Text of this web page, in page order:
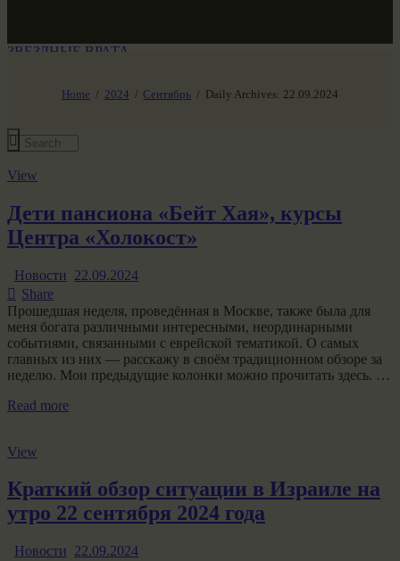
Home 2024 Сентябрь Daily Archives: 22.09.2024
ЗВЕЗДНЫЕ ВРАТА
SG-6
View
Дети пансиона «Бейт Хая», курсы
Центра «Холокост»
Новости 22.09.2024
Share
Прошедшая неделя, проведённая в Москве, также была для
меня богата различными интересными, неординарными
событиями, связанными с еврейской тематикой. О самых
главных из них — расскажу в своём традиционном обзоре за
неделю. Мои предыдущие колонки можно прочитать здесь. …
Read more
View
Краткий обзор ситуации в Израиле на
утро 22 сентября 2024 года
Новости 22.09.2024